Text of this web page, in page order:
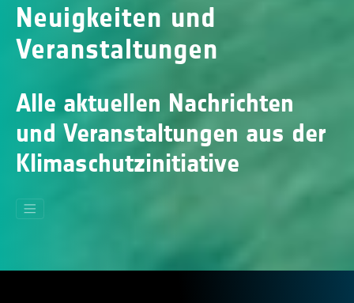
Neuigkeiten und
Veranstaltungen
Alle aktuellen Nachrichten
und Veranstaltungen aus der
Klimaschutzinitiative